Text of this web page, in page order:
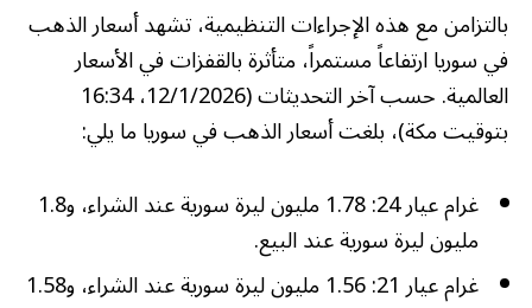
بالتزامن مع هذه الإجراءات التنظيمية، تشهد أسعار الذهب
في سوريا ارتفاعاً مستمراً، متأثرة بالقفزات في الأسعار
العالمية. حسب آخر التحديثات (12/1/2026، 16:34
بتوقيت مكة)، بلغت أسعار الذهب في سوريا ما يلي:
غرام عيار 24: 1.78 مليون ليرة سورية عند الشراء، و1.8
مليون ليرة سورية عند البيع.
غرام عيار 21: 1.56 مليون ليرة سورية عند الشراء، و1.58